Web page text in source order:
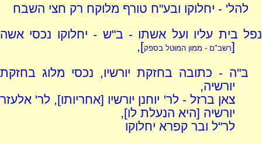
להל' - יחלוקו ובע"ח טורף מלוקח רק חצי השבח
נפל בית עליו ועל אשתו - ב"ש - יחלוקו נכסי אשה
[רשב"ם - ממון המוטל בספק],
ב"ה - כתובה בחזקת יורשיו, נכסי מלוג בחזקת
יורשיה,
צאן ברזל - לר' יוחנן יורשיו [אחריותו], לר' אלעזר
יורשיה [היא הנעלת לו],
לר"ל ובר קפרא יחלוקו